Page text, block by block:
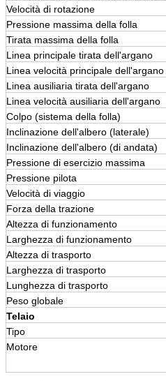
Velocità di rotazione
Pressione massima della folla
Tirata massima della folla
Linea principale tirata dell'argano
Linea velocità principale dell'argano
Linea ausiliaria tirata dell'argano
Linea velocità ausiliaria dell'argano
Colpo (sistema della folla)
Inclinazione dell'albero (laterale)
Inclinazione dell'albero (di andata)
Pressione di esercizio massima
Pressione pilota
Velocità di viaggio
Forza della trazione
Altezza di funzionamento
Larghezza di funzionamento
Altezza di trasporto
Larghezza di trasporto
Lunghezza di trasporto
Peso globale
Telaio
Tipo
Motore